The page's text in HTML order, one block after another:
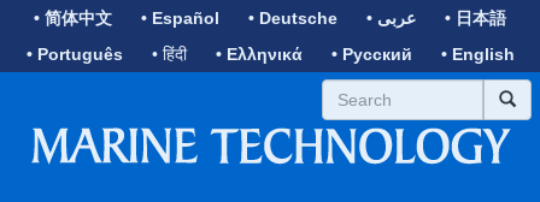
• 简体中文 • Español • Deutsche • عربى
• 日本語
• Português
• हिंदी • Ελληνικά • Русский • English